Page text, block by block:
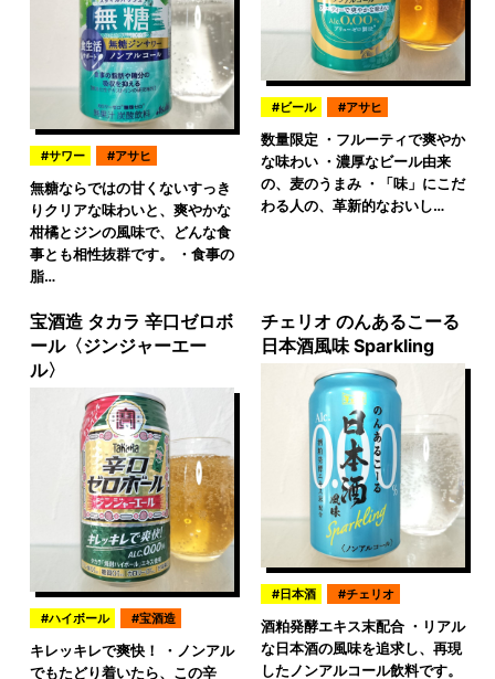
サワー アサヒ
無糖ならではの甘くないすっき
りクリアな味わいと、爽やかな
柑橘とジンの風味で、どんな食
事とも相性抜群です。 ・食事の
脂…
ビール アサヒ
数量限定 ・フルーティで爽やか
な味わい ・濃厚なビール由来
の、麦のうまみ ・「味」にこだ
わる人の、革新的なおいし…
宝酒造 タカラ 辛口ゼロボ
ール〈ジンジャーエー
ル〉
ハイボール 宝酒造
キレッキレで爽快！ ・ノンアル
でもたどり着いたら、この辛
チェリオ のんあるこーる
日本酒風味 Sparkling
日本酒 チェリオ
酒粕発酵エキス末配合 ・リアル
な日本酒の風味を追求し、再現
したノンアルコール飲料です。